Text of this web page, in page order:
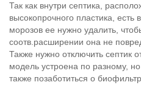
Так как внутри септика,
высокопрочного пластика,
морозов ее нужно удалить,
соотв.расширении она не
Также нужно отключить септик
модель устроена по разному,
также позаботиться о